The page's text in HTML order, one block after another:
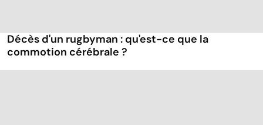
Décès d'un rugbyman : qu'est-ce que la
commotion cérébrale ?